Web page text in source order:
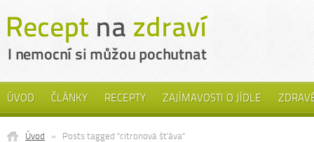
ÚVOD ČLÁNKY RECEPTY ZAJÍMAVOSTI O JÍDLE
Úvod » Posts tagged "citronová šťáva"